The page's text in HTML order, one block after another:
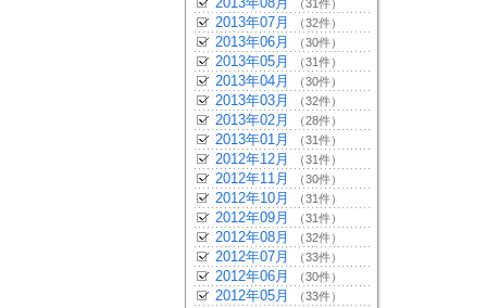
（31件）
2013年07月 （32件）
2013年06月 （30件）
2013年05月 （31件）
2013年04月 （30件）
2013年03月 （32件）
2013年02月 （28件）
2013年01月 （31件）
2012年12月 （31件）
2012年11月 （30件）
2012年10月 （31件）
2012年09月 （31件）
2012年08月 （32件）
2012年07月 （33件）
2012年06月 （30件）
2012年05月 （33件）